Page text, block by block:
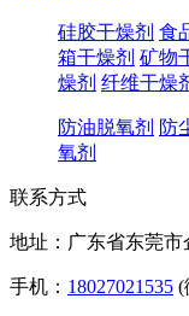
硅胶干燥剂 食
箱干燥剂 矿物
燥剂 纤维干燥
防油脱氧剂 防
氧剂
联系方式
地址：广东省东莞市
手机： 18027021535 (